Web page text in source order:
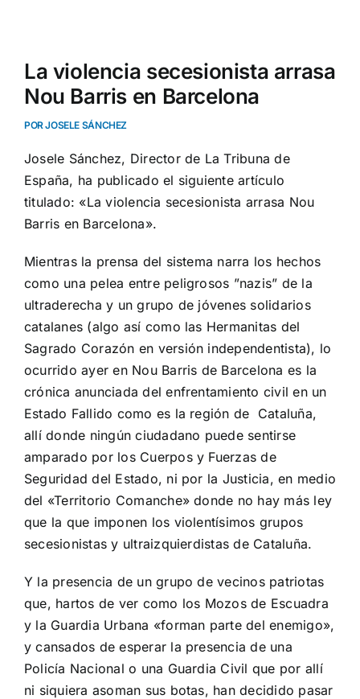
imagen
más
grande
La violencia secesionista arrasa
Nou Barris en Barcelona
POR JOSELE SÁNCHEZ
Josele Sánchez, Director de La Tribuna de
España, ha publicado el siguiente artículo
titulado: «La violencia secesionista arrasa Nou
Barris en Barcelona».
Mientras la prensa del sistema narra los hechos
como una pelea entre peligrosos ”nazis” de la
ultraderecha y un grupo de jóvenes solidarios
catalanes (algo así como las Hermanitas del
Sagrado Corazón en versión independentista), lo
ocurrido ayer en Nou Barris de Barcelona es la
crónica anunciada del enfrentamiento civil en un
Estado Fallido como es la región de Cataluña,
allí donde ningún ciudadano puede sentirse
amparado por los Cuerpos y Fuerzas de
Seguridad del Estado, ni por la Justicia, en medio
del «Territorio Comanche» donde no hay más ley
que la que imponen los violentísimos grupos
secesionistas y ultraizquierdistas de Cataluña.
Y la presencia de un grupo de vecinos patriotas
que, hartos de ver como los Mozos de Escuadra
y la Guardia Urbana «forman parte del enemigo»,
y cansados de esperar la presencia de una
Policía Nacional o una Guardia Civil que por allí
ni siquiera asoman sus botas, han decidido pasar